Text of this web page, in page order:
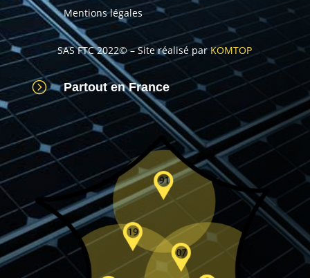
Mentions légales
SAS FTC 2022© – Site réalisé parKOMTOP
= Partout en France